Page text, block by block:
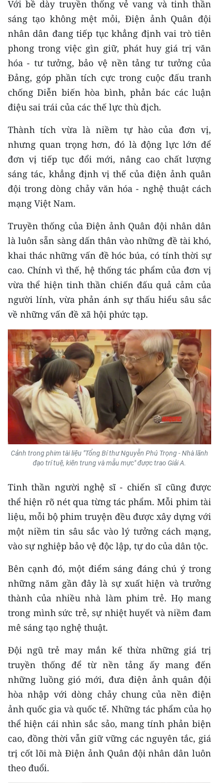
Với bề dày truyền thống vẻ vang và tinh thần
sáng tạo không mệt mỏi, Điện ảnh Quân đội
nhân dân đang tiếp tục khẳng định vai trò tiên
phong trong việc gìn giữ, phát huy giá trị văn
hóa - tư tưởng, bảo vệ nền tảng tư tưởng của
Đảng, góp phần tích cực trong cuộc đấu tranh
chống Diễn biến hòa bình, phản bác các luận
điệu sai trái của các thế lực thù địch.
Thành tích vừa là niềm tự hào của đơn vị,
nhưng quan trọng hơn, đó là động lực lớn để
đơn vị tiếp tục đổi mới, nâng cao chất lượng
sáng tác, khẳng định vị thế của điện ảnh quân
đội trong dòng chảy văn hóa - nghệ thuật cách
mạng Việt Nam.
Truyền thống của Điện ảnh Quân đội nhân dân
là luôn sẵn sàng dấn thân vào những đề tài khó,
khai thác những vấn đề hóc búa, có tính thời sự
cao. Chính vì thế, hệ thống tác phẩm của đơn vị
vừa thể hiện tinh thần chiến đấu quả cảm của
người lính, vừa phản ánh sự thấu hiểu sâu sắc
về những vấn đề xã hội phức tạp.
Cảnh trong phim tài liệu "Tổng Bí thư Nguyễn Phú Trọng - Nhà lãnh
đạo trí tuệ, kiên trung và mẫu mực" được trao Giải A.
Tinh thần người nghệ sĩ - chiến sĩ cũng được
thể hiện rõ nét qua từng tác phẩm. Mỗi phim tài
liệu, mỗi bộ phim truyện đều được xây dựng với
một niềm tin sâu sắc vào lý tưởng cách mạng,
vào sự nghiệp bảo vệ độc lập, tự do của dân tộc.
Bên cạnh đó, một điểm sáng đáng chú ý trong
những năm gần đây là sự xuất hiện và trưởng
thành của nhiều nhà làm phim trẻ. Họ mang
trong mình sức trẻ, sự nhiệt huyết và niềm đam
mê sáng tạo nghệ thuật.
Đội ngũ trẻ may mắn kế thừa những giá trị
truyền thống để từ nền tảng ấy mang đến
những luồng gió mới, đưa điện ảnh quân đội
hòa nhập với dòng chảy chung của nền điện
ảnh quốc gia và quốc tế. Những tác phẩm của họ
thể hiện cái nhìn sắc sảo, mang tính phản biện
cao, đồng thời vẫn giữ vững các nguyên tắc, giá
trị cốt lõi mà Điện ảnh Quân đội nhân dân luôn
theo đuổi.